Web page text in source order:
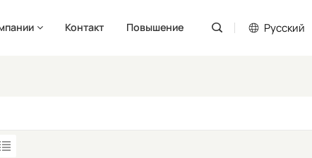
Контакт Повышение Pусский